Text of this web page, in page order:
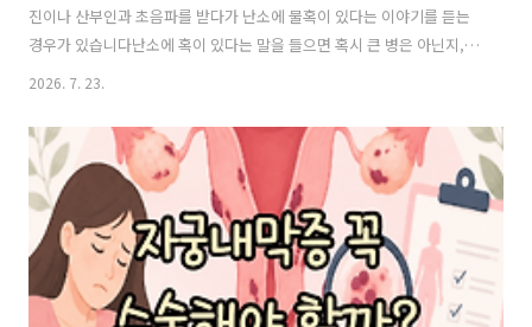
진이나 산부인과 초음파를 받다가 난소에 물혹이 있다는 이야기를 듣는
경우가 있습니다난소에 혹이 있다는 말을 들으면 혹시 큰 병은 아닌지,
수술해야 하는 것은 아닌지 걱정부터 되는데요특히 난소낭종의 크기를
까?난소낭종은 종류와 크기가 다양하기 때문에 단순히 몇 cm라는 숫자
하나만으로 수술 여부를 결정하지는 않습니다작은 낭종은 자연스럽게
사라지는 경우도 있지만 크기가 계속 커지거나 통증이 심한 경우, 모양이
일반적인 물혹과 다른 경우에는 추가 검사나 수술을 고려할 수 있습니다
오늘은 난소낭종 크기별 치료부터 증상, 초음파 검사, 수술을 고려하는
경우까지 알아보겠습니다 난소낭..
2026. 7. 23.